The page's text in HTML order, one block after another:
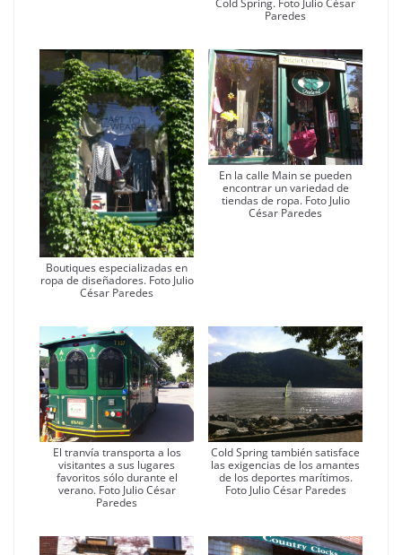
Paredes
Boutiques especializadas en
ropa de diseñadores. Foto Julio
César Paredes
En la calle Main se pueden
encontrar un variedad de
tiendas de ropa. Foto Julio
César Paredes
El tranvía transporta a los
visitantes a sus lugares
favoritos sólo durante el
verano. Foto Julio César
Paredes
Cold Spring también satisface
las exigencias de los amantes
de los deportes marítimos.
Foto Julio César Paredes